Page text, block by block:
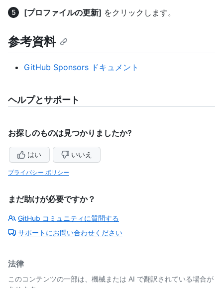
[プロファイルの更新] をクリックします。
参考資料
GitHub Sponsors ドキュメント
ヘルプとサポート
お探しのものは見つかりましたか?
はい いいえ
プライバシー ポリシー
まだ助けが必要ですか？
GitHub コミュニティに質問する
サポートにお問い合わせください
法律
このコンテンツの一部は、機械または AI で翻訳されている場合が